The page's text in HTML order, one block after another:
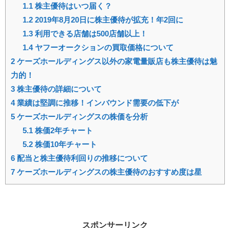
1.1株主優待はいつ届く？
1.22019年8月20日に株主優待が拡充！年2回に
1.3利用できる店舗は500店舗以上！
1.4ヤフーオークションの買取価格について
2 ケーズホールディングス以外の家電量販店も株主優待は魅
力的！
3 株主優待の詳細について
4業績は堅調に推移！インバウンド需要の低下が
5 ケーズホールディングスの株価を分析
5.1株価2年チャート
5.2株価10年チャート
6 配当と株主優待利回りの推移について
7 ケーズホールディングスの株主優待のおすすめ度は星
スポンサーリンク